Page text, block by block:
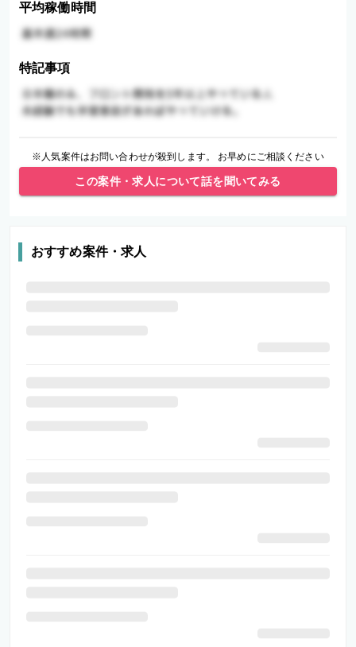
平均稼働時間
特記事項
※人気案件はお問い合わせが殺到します。 お早めにご相談ください
この案件・求人について話を聞いてみる
おすすめ案件・求人